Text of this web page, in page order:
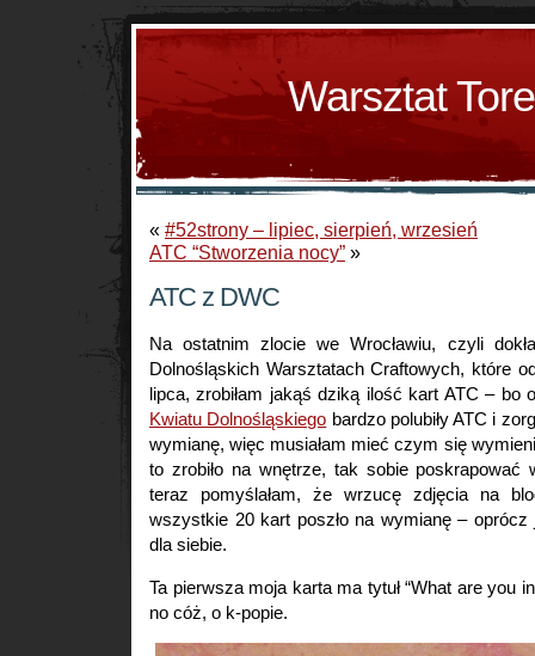
Warsztat
« #52strony – lipiec, sierpień, wrzesień
ATC “Stworzenia nocy” »
ATC z DWC
Na ostatnim zlocie we Wrocławiu, czyli
Dolnośląskich Warsztatach Craftowych, które
lipca, zrobiłam jakąś dziką ilość kart ATC – bo
Kwiatu Dolnośląskiego bardzo polubiły ATC i
wymianę, więc musiałam mieć czym się
to zrobiło na wnętrze, tak sobie poskrapować
teraz pomyślałam, że wrzucę zdjęcia na
wszystkie 20 kart poszło na wymianę – oprócz
dla siebie.
Ta pierwsza moja karta ma tytuł “What are you
no cóż, o k-popie.